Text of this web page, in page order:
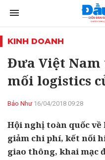
KINH DOANH
Đưa Việt
mối logistics
Bảo Như 16/04/2018 09:28
Hội nghị toàn quốc
giảm chi phí, kết nối
giao thông, khai mạc